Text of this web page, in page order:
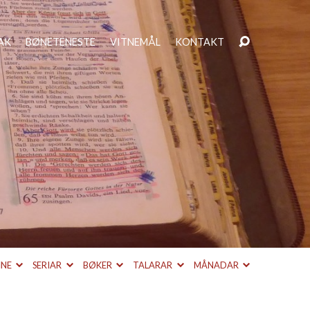
BØNETENESTE VITNEMÅL KONTAKT
SERIAR BØKER TALARAR MÅNADAR